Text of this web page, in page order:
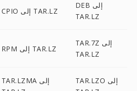
CPIO إلى TAR.LZ
DEB إلى
TAR.LZ
RPM إلى TAR.LZ
TAR.7Z إلى
TAR.LZ
TAR.LZMA إلى
TAR.LZO إلى